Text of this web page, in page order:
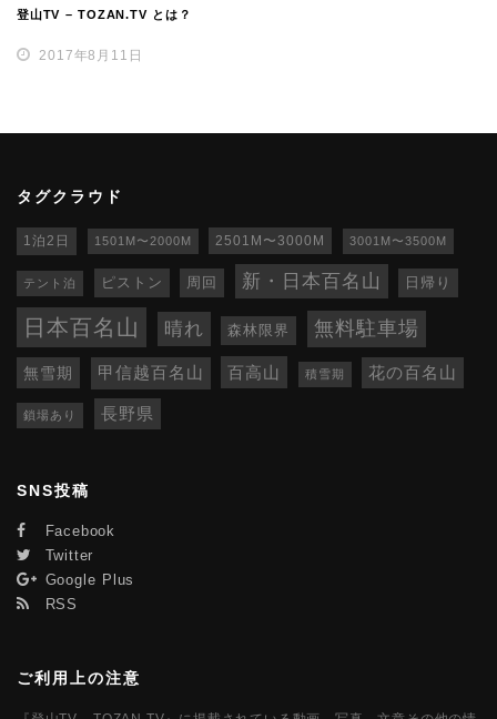
登山TV – TOZAN.TV とは？
2017年8月11日
タグクラウド
1泊2日 1501M〜2000M 2501M〜3000M 3001M〜3500M
テント泊 ピストン 周回 新・日本百名山 日帰り
日本百名山 晴れ 森林限界 無料駐車場
無雪期 甲信越百名山 百高山 積雪期 花の百名山
鎖場あり 長野県
SNS投稿
Facebook
Twitter
Google Plus
RSS
ご利用上の注意